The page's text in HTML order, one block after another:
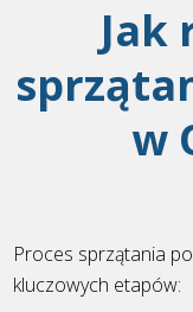
Jak
w
Proces sprzątania
kluczowych etapów: